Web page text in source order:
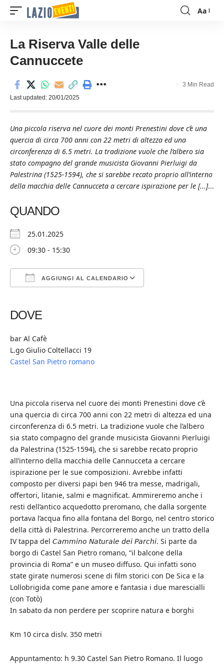
Font
Aa
La Riserva Valle delle
Cannuccete
Last updated: 20/01/2025
3 Min Read
Una piccola riserva nel cuore dei monti Prenestini dove c’è una
quercia di circa 700 anni con 22 metri di altezza ed una
circonferenza di 6.5 metri. La tradizione vuole che l’albero sia
stato compagno del grande musicista Giovanni Pierluigi da
Palestrina (1525-1594), che si sarebbe recato proprio all’interno
della macchia delle Cannucceta a cercare ispirazione per le [...]...
QUANDO
25.01.2025
09:30 - 15:30
AGGIUNGI AL CALENDARIO
DOVE
bar Al Cafè
L.go Giulio Coltellacci 19
Castel San Pietro romano
Una piccola riserva nel cuore dei monti Prenestini dove c’è
una quercia di circa 700 anni con 22 metri di altezza ed una
circonferenza di 6.5 metri. La tradizione vuole che l’albero
sia stato compagno del grande musicista Giovanni Pierluigi
da Palestrina (1525-1594), che si sarebbe recato proprio
all’interno della macchia delle Cannucceta a cercare
ispirazione per le sue composizioni. Avrebbe infatti
composto per diversi papi ben 946 tra messe, madrigali,
offertori, litanie, salmi e magnificat. Ammireremo anche i
resti dell’antico acquedotto preromano, che dalla sorgente
portava l’acqua fino alla fontana del Borgo, nel centro storico
della città di Palestrina. Percorreremo anche un tratto della
IV tappa del 𝘊𝘢𝘮𝘮𝘪𝘯𝘰 𝘕𝘢𝘵𝘶𝘳𝘢𝘭𝘦 𝘥𝘦𝘪 𝘗𝘢𝘳𝘤𝘩𝘪. Si parte da
borgo di Castel San Pietro romano, “il balcone della
provincia di Roma” e un museo diffuso. Qui infatti sono
state girate numerosi scene di film storici con De Sica e la
Lollobrigida come pane amore e fantasia i due marescialli
(con Totò)
In sabato da non perdere per scoprire natura e borghi
Km 10 circa dislv. 350 metri
Appuntamento: h 9.30 Castel San Pietro Romano. Il luogo